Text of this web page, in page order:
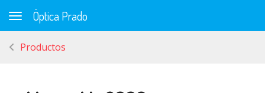
Toggle navigation
Óptica Prado
Productos